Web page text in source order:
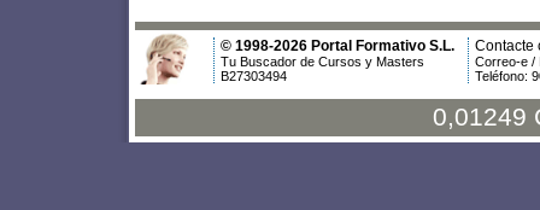
© 1998-2026 Portal Formativo S.L.
Tu Buscador de Cursos y Masters
B27303494
Contacte
Correo-e /
Teléfono:
0,01249